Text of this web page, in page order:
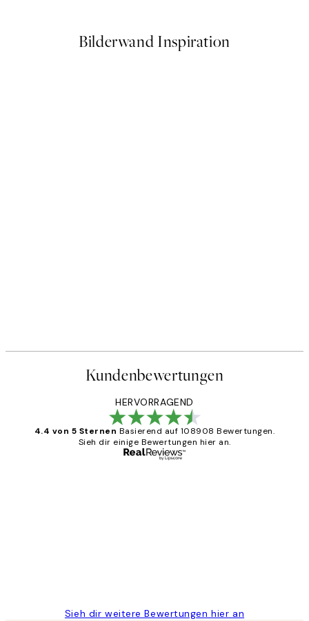
Bilderwand Inspiration
Kundenbewertungen
HERVORRAGEND
4.4 von 5 Sternen Basierend auf 108908 Bewertungen.
Sieh dir einige Bewertungen hier an.
Sieh dir weitere Bewertungen hier an